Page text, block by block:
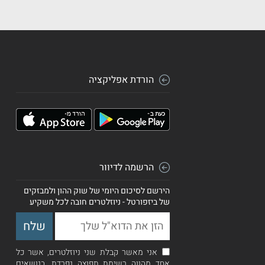
הורדת אפליקציה
הרשמה לדיוור
הירשם לסיכום היומי של שוק ההון ולמבזקים
של ביזפורטל - ניוזלטרים חובה לכל משקיע
אני מאשר קבלת שני ניוזלטרים, אשר כל